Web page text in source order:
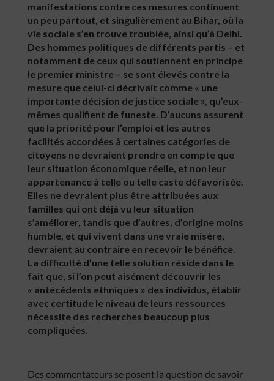
manifestations contre ces mesures continuent
un peu partout, et singulièrement au Bihar, où la
vie sociale s’en trouve troublée, ainsi qu’à Delhi.
Des hommes politiques de différents partis – et
notamment de ceux qui soutiennent en principe
le premier ministre – se sont élevés contre la
mesure que celui-ci décrivait comme « une
importante décision de justice sociale », qu’eux-
mêmes qualifient de funeste. D’aucuns assurent
que la priorité pour l’emploi et les autres
facilités accordées à certaines catégories de
citoyens ne devraient prendre en compte que
leur situation économique réelle, et non leur
appartenance à telle ou telle caste défavorisée.
Elles ne devraient plus être attribuées aux
familles qui ont déjà vu leur situation
s’améliorer, tandis que d’autres, d’origine moins
humble, et qui vivent dans une vraie misère,
devraient au contraire en recevoir le bénéfice.
La difficulté d’une telle solution réside dans le
fait que, si l’on peut aisément découvrir les
« antécédents ethniques » des individus, établir
avec certitude le niveau de leurs ressources
nécessite des recherches beaucoup plus
compliquées.
Des commentateurs se posent la question de savoir